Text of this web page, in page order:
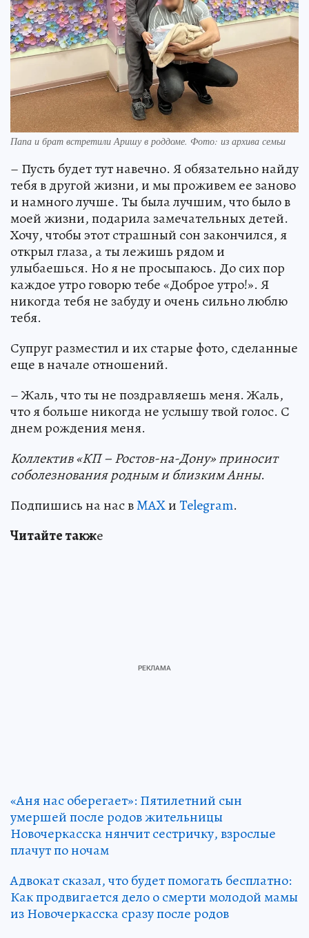
Папа и брат встретили Аришу в роддоме. Фото: из архива семьи
– Пусть будет тут навечно. Я обязательно найду
тебя в другой жизни, и мы проживем ее заново
и намного лучше. Ты была лучшим, что было в
моей жизни, подарила замечательных детей.
Хочу, чтобы этот страшный сон закончился, я
открыл глаза, а ты лежишь рядом и
улыбаешься. Но я не просыпаюсь. До сих пор
каждое утро говорю тебе «Доброе утро!». Я
никогда тебя не забуду и очень сильно люблю
тебя.
Супруг разместил и их старые фото, сделанные
еще в начале отношений.
– Жаль, что ты не поздравляешь меня. Жаль,
что я больше никогда не услышу твой голос. С
днем рождения меня.
Коллектив «КП – Ростов-на-Дону» приносит
соболезнования родным и близким Анны.
Подпишись на нас вMAXиTelegram.
Читайтетакже
«Аня нас оберегает»: Пятилетний сын
умершей после родов жительницы
Новочеркасска нянчит сестричку, взрослые
плачут по ночам
Адвокат сказал, что будет помогать бесплатно:
Как продвигается дело о смерти молодой мамы
из Новочеркасска сразу после родов